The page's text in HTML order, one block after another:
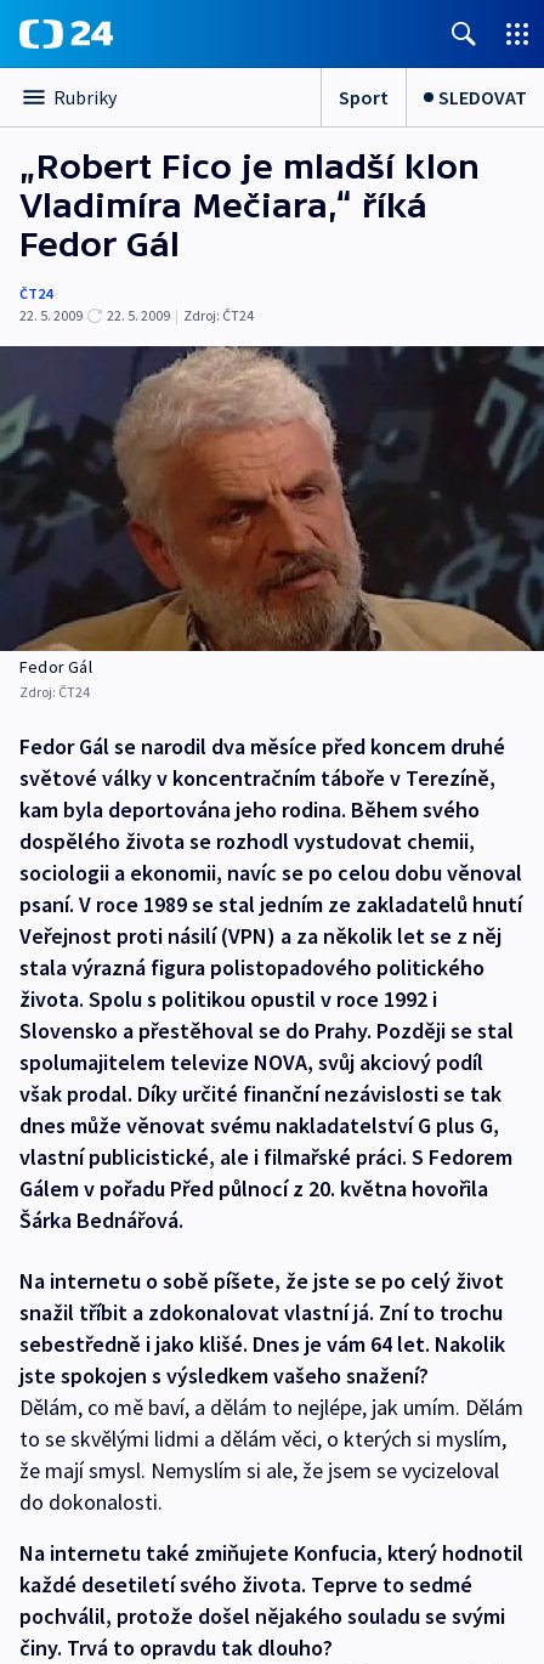
Rubriky Sport SLEDOVAT
„Robert Fico je mladší klon
Vladimíra Mečiara,“ říká
Fedor Gál
ČT24
22. 5. 2009
22. 5. 2009 | Zdroj: ČT24
Fedor Gál
Zdroj: ČT24
Fedor Gál se narodil dva měsíce před koncem druhé
světové války v koncentračním táboře v Terezíně,
kam byla deportována jeho rodina. Během svého
dospělého života se rozhodl vystudovat chemii,
sociologii a ekonomii, navíc se po celou dobu věnoval
psaní. V roce 1989 se stal jedním ze zakladatelů hnutí
Veřejnost proti násilí (VPN) a za několik let se z něj
stala výrazná figura polistopadového politického
života. Spolu s politikou opustil v roce 1992 i
Slovensko a přestěhoval se do Prahy. Později se stal
spolumajitelem televize NOVA, svůj akciový podíl
však prodal. Díky určité finanční nezávislosti se tak
dnes může věnovat svému nakladatelství G plus G,
vlastní publicistické, ale i filmařské práci. S Fedorem
Gálem v pořadu Před půlnocí z 20. května hovořila
Šárka Bednářová.
Na internetu o sobě píšete, že jste se po celý život
snažil tříbit a zdokonalovat vlastní já. Zní to trochu
sebestředně i jako klišé. Dnes je vám 64 let. Nakolik
jste spokojen s výsledkem vašeho snažení?
Dělám, co mě baví, a dělám to nejlépe, jak umím. Dělám
to se skvělými lidmi a dělám věci, o kterých si myslím,
že mají smysl. Nemyslím si ale, že jsem se vycizeloval
do dokonalosti.
Na internetu také zmiňujete Konfucia, který hodnotil
každé desetiletí svého života. Teprve to sedmé
pochválil, protože došel nějakého souladu se svými
činy. Trvá to opravdu tak dlouho?